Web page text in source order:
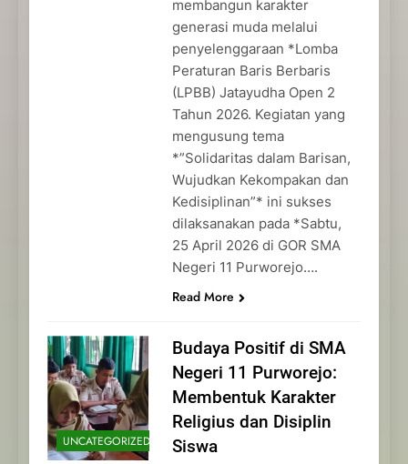
membangun karakter
generasi muda melalui
penyelenggaraan *Lomba
Peraturan Baris Berbaris
(LPBB) Jatayudha Open 2
Tahun 2026. Kegiatan yang
mengusung tema
*”Solidaritas dalam Barisan,
Wujudkan Kekompakan dan
Kedisiplinan”* ini sukses
dilaksanakan pada *Sabtu,
25 April 2026 di GOR SMA
Negeri 11 Purworejo….
Read More
UNCATEGORIZED
Budaya Positif di SMA
Negeri 11 Purworejo:
Membentuk Karakter
Religius dan Disiplin
Siswa